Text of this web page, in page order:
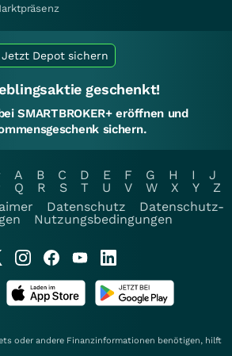
Jetzt Depot sichern
geschenkt!
SMARTBROKER+ eröffnen und
sichern.
A B C D E F G H I
J
Q R S T U V W X Y
Z
Datenschutz
Datenschutz-
Nutzungsbedingungen
oder andere Finanzinformationen benötigen, hilft